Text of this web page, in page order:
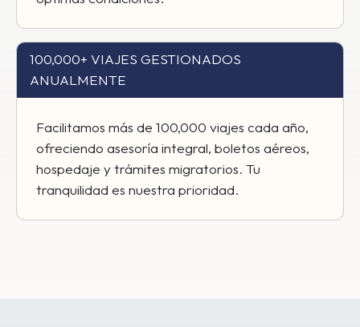
100,000+ VIAJES GESTIONADOS
ANUALMENTE
Facilitamos más de 100,000 viajes cada año,
ofreciendo asesoría integral, boletos aéreos,
hospedaje y trámites migratorios. Tu
tranquilidad es nuestra prioridad.